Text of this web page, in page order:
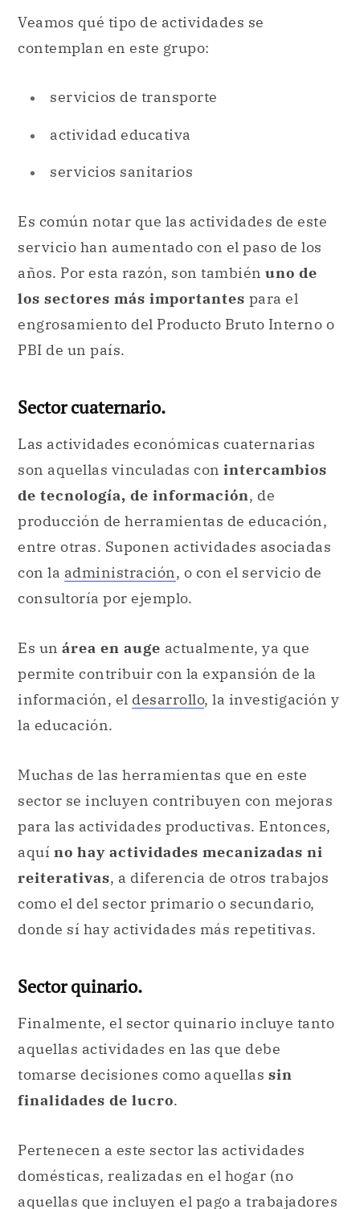
Veamos qué tipo de actividades se
contemplan en este grupo:
servicios de transporte
actividad educativa
servicios sanitarios
Es común notar que las actividades de este
servicio han aumentado con el paso de los
años. Por esta razón, son también uno de
los sectores más importantes para el
engrosamiento del Producto Bruto Interno o
PBI de un país.
Sector cuaternario.
Las actividades económicas cuaternarias
son aquellas vinculadas con intercambios
de tecnología, de información, de
producción de herramientas de educación,
entre otras. Suponen actividades asociadas
con la administración, o con el servicio de
consultoría por ejemplo.
Es un área en auge actualmente, ya que
permite contribuir con la expansión de la
información, el desarrollo, la investigación y
la educación.
Muchas de las herramientas que en este
sector se incluyen contribuyen con mejoras
para las actividades productivas. Entonces,
aquí no hay actividades mecanizadas ni
reiterativas, a diferencia de otros trabajos
como el del sector primario o secundario,
donde sí hay actividades más repetitivas.
Sector quinario.
Finalmente, el sector quinario incluye tanto
aquellas actividades en las que debe
tomarse decisiones como aquellas sin
finalidades de lucro.
Pertenecen a este sector las actividades
domésticas, realizadas en el hogar (no
aquellas que incluyen el pago a trabajadores